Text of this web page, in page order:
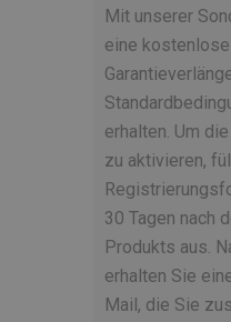
Mit unserer
eine kostenlose
erhalten. Um
zu aktivieren,
30 Tagen nach
Produkts aus.
erhalten Sie
Mail, die Sie